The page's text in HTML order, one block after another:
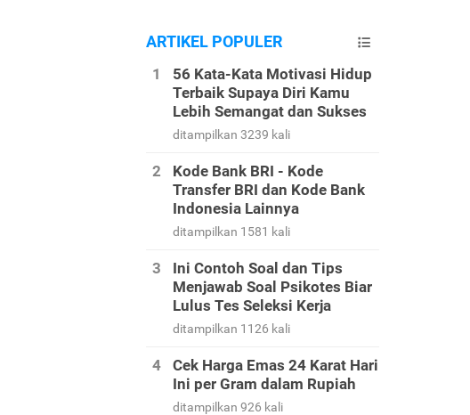
ARTIKEL POPULER
56 Kata-Kata Motivasi Hidup
Terbaik Supaya Diri Kamu
Lebih Semangat dan Sukses
ditampilkan 3239 kali
Kode Bank BRI - Kode
Transfer BRI dan Kode Bank
Indonesia Lainnya
ditampilkan 1581 kali
Ini Contoh Soal dan Tips
Menjawab Soal Psikotes Biar
Lulus Tes Seleksi Kerja
ditampilkan 1126 kali
Cek Harga Emas 24 Karat Hari
Ini per Gram dalam Rupiah
ditampilkan 926 kali